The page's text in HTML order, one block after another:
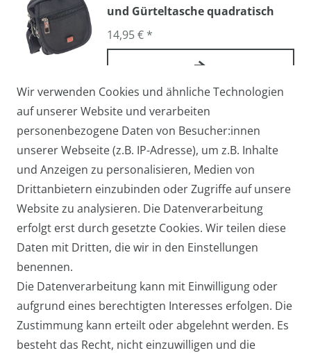
und Gürteltasche quadratisch
14,95 € *
Arbeitstasche / Flugbegleiter /
Pilotentasche Medium
27,95 € *
Arbeitstasche / Laptoptasche /
Umhängetasche Groß
39,95 € *
Wir verwenden Cookies und ähnliche Technologien
auf unserer Website und verarbeiten
personenbezogene Daten von Besucher:innen
unserer Webseite (z.B. IP-Adresse), um z.B. Inhalte
und Anzeigen zu personalisieren, Medien von
Drittanbietern einzubinden oder Zugriffe auf unsere
Website zu analysieren. Die Datenverarbeitung
erfolgt erst durch gesetzte Cookies. Wir teilen diese
Daten mit Dritten, die wir in den Einstellungen
benennen.
Die Datenverarbeitung kann mit Einwilligung oder
aufgrund eines berechtigten Interesses erfolgen. Die
Zustimmung kann erteilt oder abgelehnt werden. Es
besteht das Recht, nicht einzuwilligen und die